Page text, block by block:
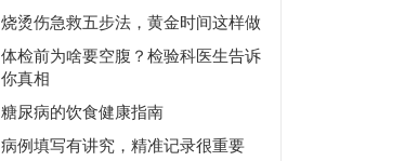
烧烫伤急救五步法，黄金时间这样做
体检前为啥要空腹？检验科医生告诉
你真相
糖尿病的饮食健康指南
病例填写有讲究，精准记录很重要